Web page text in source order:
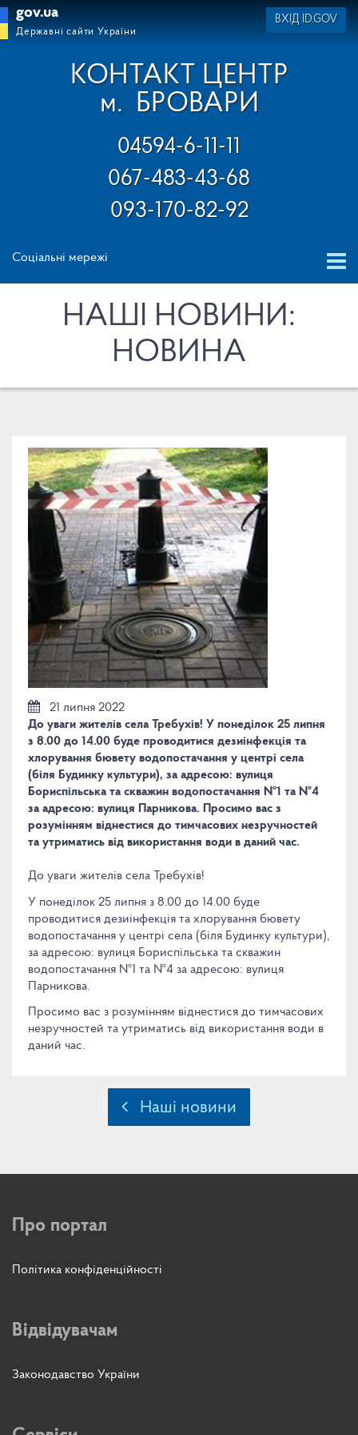
gov.ua
Державні сайти України
ВХІД ID.GOV
КОНТАКТ ЦЕНТР
м. БРОВАРИ
04594-6-11-11
067-483-43-68
093-170-82-92
Соціальні мережі
НАШІ НОВИНИ:
НОВИНА
21 липня 2022
До уваги жителів села Требухів! У понеділок 25 липня
з 8.00 до 14.00 буде проводитися дезиінфекція та
хлорування бювету водопостачання у центрі села
(біля Будинку культури), за адресою: вулиця
Бориспільська та скважин водопостачання №1 та №4
за адресою: вулиця Парникова. Просимо вас з
розумінням віднестися до тимчасових незручностей
та утриматись від використання води в даний час.
До уваги жителів села Требухів!
У понеділок 25 липня з 8.00 до 14.00 буде
проводитися дезиінфекція та хлорування бювету
водопостачання у центрі села (біля Будинку культури),
за адресою: вулиця Бориспільська та скважин
водопостачання №1 та №4 за адресою: вулиця
Парникова.
Просимо вас з розумінням віднестися до тимчасових
незручностей та утриматись від використання води в
даний час.
Наші новини
Про портал
Політика конфіденційності
Відвідувачам
Законодавство України